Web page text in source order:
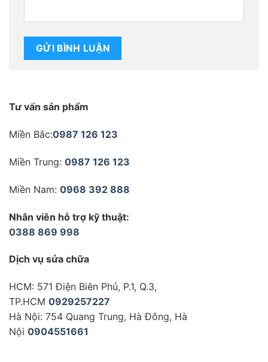
Tư vấn sản phẩm
Miền Bắc:0987 126 123
Miền Trung: 0987 126 123
Miền Nam: 0968 392 888
Nhân viên hỗ trợ kỹ thuật:
0388 869 998
Dịch vụ sửa chữa
HCM: 571 Điện Biên Phủ, P.1, Q.3,
TP.HCM 0929257227
Hà Nội: 754 Quang Trung, Hà Đông, Hà
Nội 0904551661